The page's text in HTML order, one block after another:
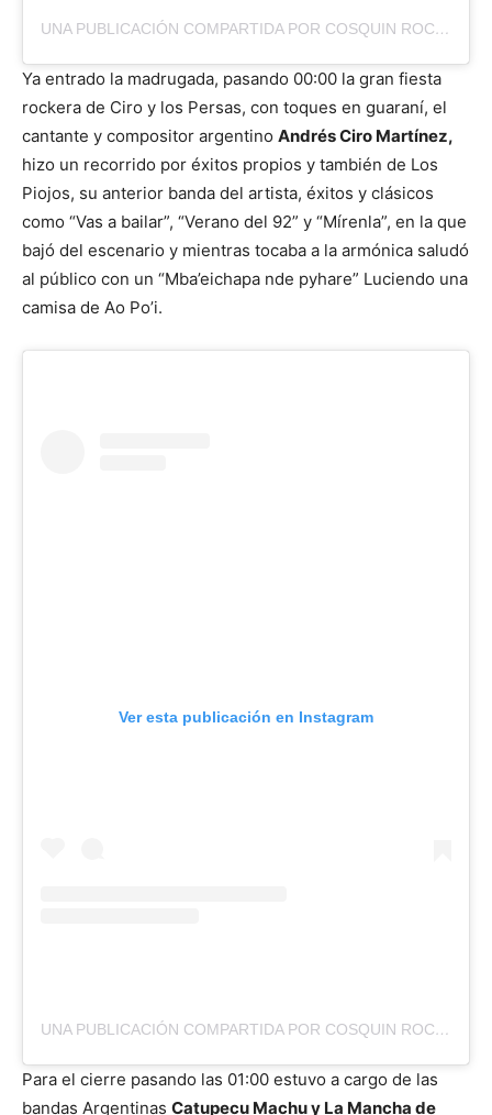
UNA PUBLICACIÓN COMPARTIDA POR COSQUIN ROCK PARAGUAY (@COSQUINROCKPY)
Ya entrado la madrugada, pasando 00:00 la gran fiesta
rockera de Ciro y los Persas, con toques en guaraní, el
cantante y compositor argentino Andrés Ciro Martínez,
hizo un recorrido por éxitos propios y también de Los
Piojos, su anterior banda del artista, éxitos y clásicos
como “Vas a bailar”, “Verano del 92” y “Mírenla”, en la que
bajó del escenario y mientras tocaba a la armónica saludó
al público con un “Mba’eichapa nde pyhare” Luciendo una
camisa de Ao Po’i.
Ver esta publicación en Instagram
UNA PUBLICACIÓN COMPARTIDA POR COSQUIN ROCK PARAGUAY (@COSQUINROCKPY)
Para el cierre pasando las 01:00 estuvo a cargo de las
bandas Argentinas Catupecu Machu y La Mancha de